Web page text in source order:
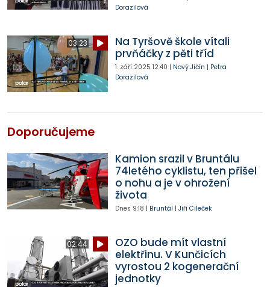
Dorazilová
03:23
Na Tyršově škole vítali
prvňáčky z pěti tříd
1. září 2025 12:40 | Nový Jičín | Petra
Dorazilová
Doporučujeme
Kamion srazil v Bruntálu
74letého cyklistu, ten přišel
o nohu a je v ohrožení
života
Dnes 9:18 | Bruntál | Jiří Cileček
02:44
OZO bude mít vlastní
elektřinu. V Kunčicích
vyrostou 2 kogenerační
jednotky